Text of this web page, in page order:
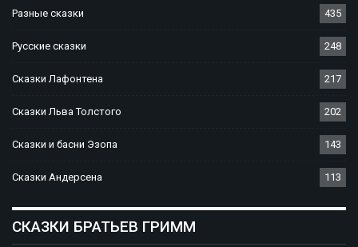
Разные сказки 435
Русские сказки 248
Сказки Лафонтена 217
Сказки Льва Толстого 202
Сказки и басни Эзопа 143
Сказки Андерсена 113
СКАЗКИ БРАТЬЕВ ГРИММ